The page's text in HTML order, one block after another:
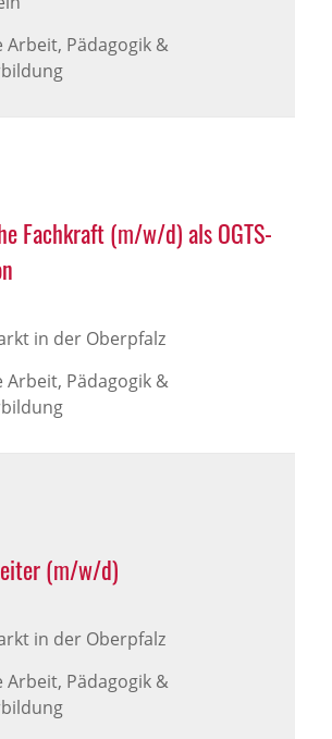
Arbeit, Pädagogik &
Fachkraft (m/w/d) als OGTS-
in der Oberpfalz
Arbeit, Pädagogik &
(m/w/d)
in der Oberpfalz
Arbeit, Pädagogik &